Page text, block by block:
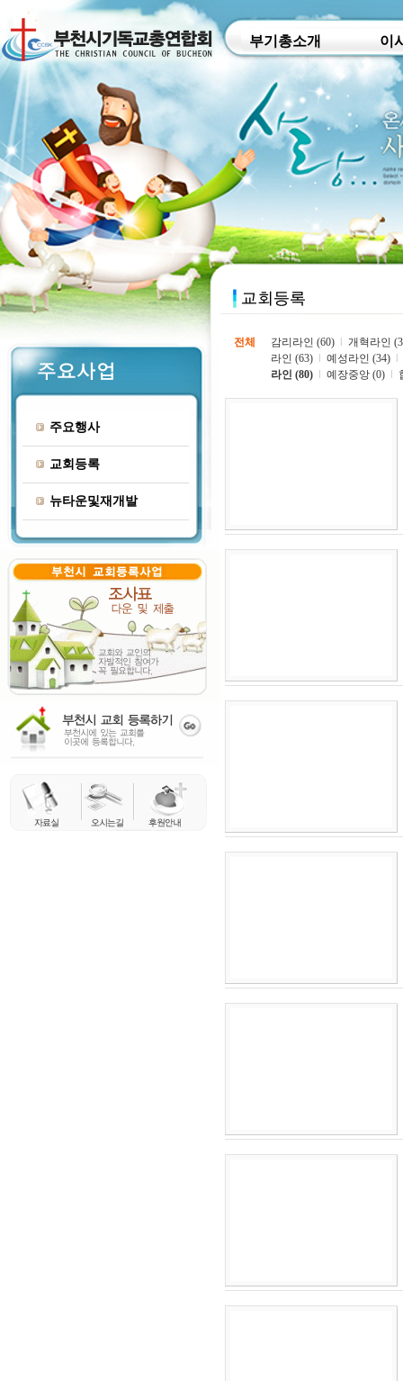
부기총소개 이
주요행사
교회등록
뉴타운및재개발
전체 감리라인 (60)
개혁라인
라인 (63)
예성라인 (34)
라인 (80)
예장중앙 (0)